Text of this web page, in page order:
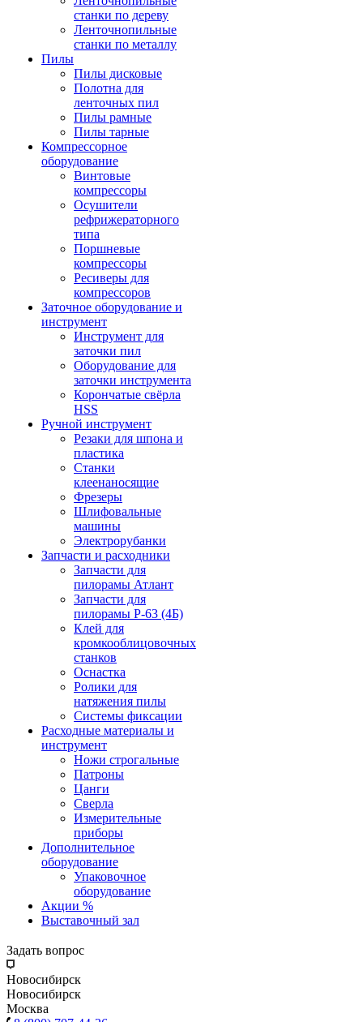
станки по дереву
Ленточнопильные
станки по металлу
Пилы
Пилы дисковые
Полотна для
ленточных пил
Пилы рамные
Пилы тарные
Компрессорное
оборудование
Винтовые
компрессоры
Осушители
рефрижераторного
типа
Поршневые
компрессоры
Ресиверы для
компрессоров
Заточное оборудование и
инструмент
Инструмент для
заточки пил
Оборудование для
заточки инструмента
Корончатые свёрла
HSS
Ручной инструмент
Резаки для шпона и
пластика
Станки
клеенаносящие
Фрезеры
Шлифовальные
машины
Электрорубанки
Запчасти и расходники
Запчасти для
пилорамы Атлант
Запчасти для
пилорамы Р-63 (4Б)
Клей для
кромкооблицовочных
станков
Оснастка
Ролики для
натяжения пилы
Системы фиксации
Расходные материалы и
инструмент
Ножи строгальные
Патроны
Цанги
Сверла
Измерительные
приборы
Дополнительное
оборудование
Упаковочное
оборудование
Акции %
Выставочный зал
Задать вопрос
Новосибирск
Новосибирск
Москва